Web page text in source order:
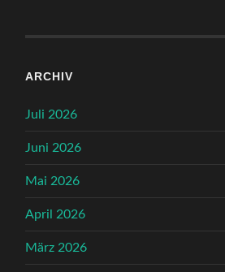
ARCHIV
Juli 2026
Juni 2026
Mai 2026
April 2026
März 2026